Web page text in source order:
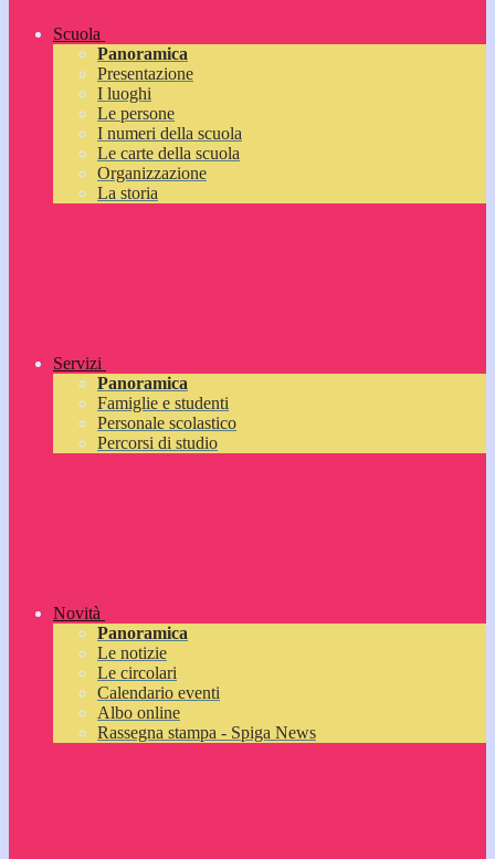
Scuola
Panoramica
Presentazione
I luoghi
Le persone
I numeri della scuola
Le carte della scuola
Organizzazione
La storia
Servizi
Panoramica
Famiglie e studenti
Personale scolastico
Percorsi di studio
Novità
Panoramica
Le notizie
Le circolari
Calendario eventi
Albo online
Rassegna stampa - Spiga News